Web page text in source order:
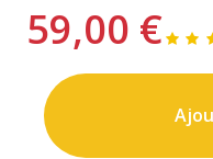
59,00 €